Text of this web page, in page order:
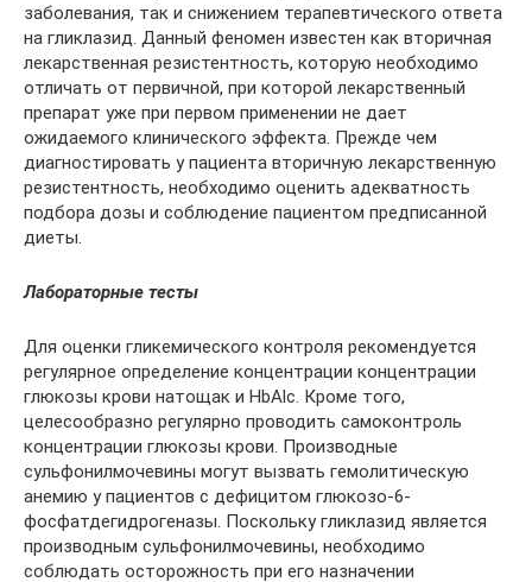
заболевания, так и снижением терапевтического ответа
на гликлазид. Данный феномен известен как вторичная
лекарственная резистентность, которую необходимо
отличать от первичной, при которой лекарственный
препарат уже при первом применении не дает
ожидаемого клинического эффекта. Прежде чем
диагностировать у пациента вторичную лекарственную
резистентность, необходимо оценить адекватность
подбора дозы и соблюдение пациентом предписанной
диеты.
Лабораторные тесты
Для оценки гликемического контроля рекомендуется
регулярное определение концентрации концентрации
глюкозы крови натощак и HbAlc. Кроме того,
целесообразно регулярно проводить самоконтроль
концентрации глюкозы крови. Производные
сульфонилмочевины могут вызвать гемолитическую
анемию у пациентов с дефицитом глюкозо-6-
фосфатдегидрогеназы. Поскольку гликлазид является
производным сульфонилмочевины, необходимо
соблюдать осторожность при его назначении